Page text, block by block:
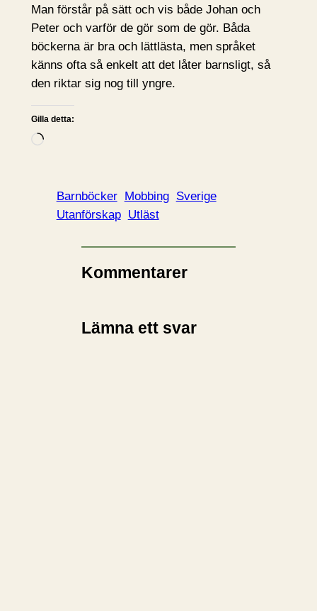
Man förstår på sätt och vis både Johan och
Peter och varför de gör som de gör. Båda
böckerna är bra och lättlästa, men språket
känns ofta så enkelt att det låter barnsligt, så
den riktar sig nog till yngre.
Gilla detta:
L
Barnböcker Mobbing Sverige
Utanförskap Utläst
Kommentarer
Lämna ett svar